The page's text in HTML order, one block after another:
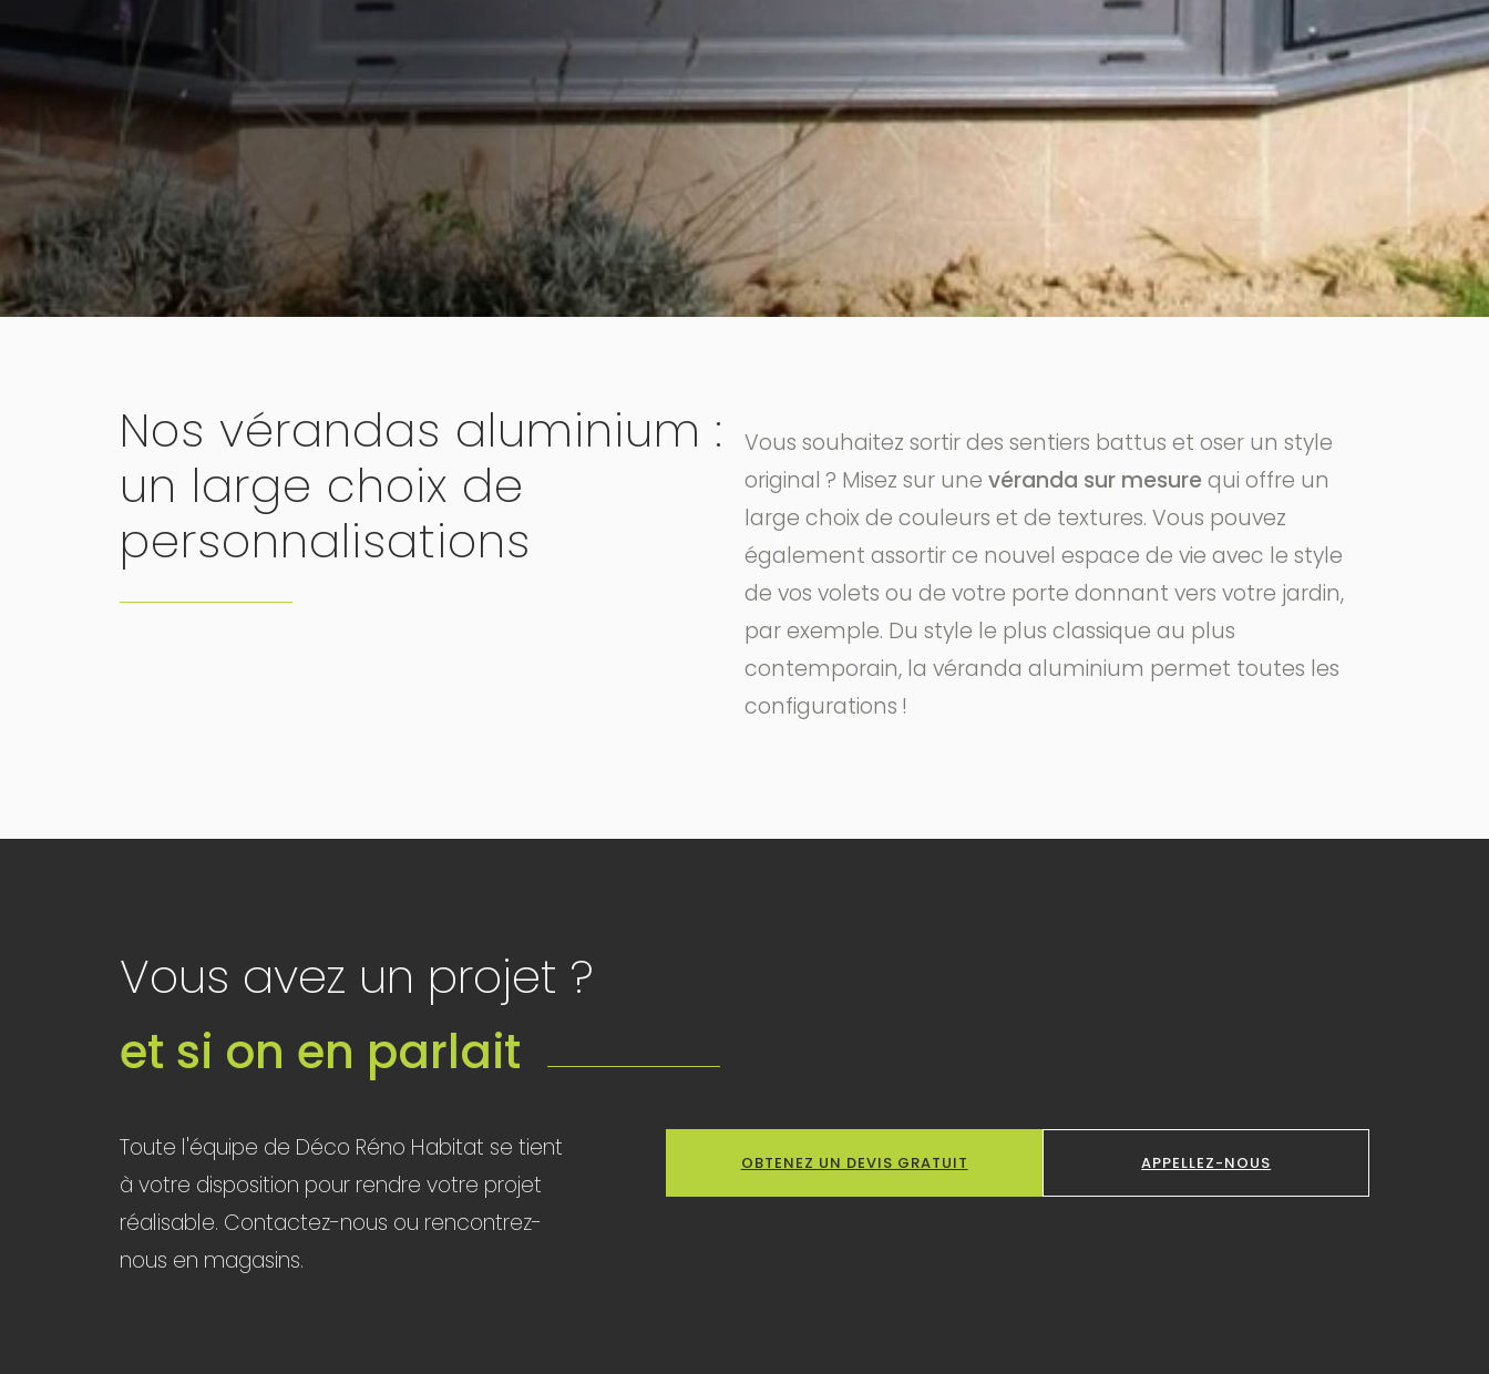
Nos vérandas aluminium :
un large choix de
personnalisations
Vous souhaitez sortir des sentiers battus et oser un style
original ? Misez sur une véranda sur mesure qui offre un
large choix de couleurs et de textures. Vous pouvez
également assortir ce nouvel espace de vie avec le style
de vos volets ou de votre porte donnant vers votre jardin,
par exemple. Du style le plus classique au plus
contemporain, la véranda aluminium permet toutes les
configurations !
Vous avez un projet ?
et si on en parlait
Toute l'équipe de Déco Réno Habitat se tient
à votre disposition pour rendre votre projet
réalisable. Contactez-nous ou rencontrez-
nous en magasins.
OBTENEZ UN DEVIS GRATUIT APPELLEZ-NOUS